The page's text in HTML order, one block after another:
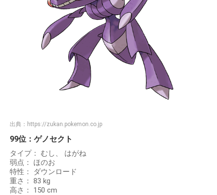
出典： https://zukan.pokemon.co.jp
99位：ゲノセクト
タイプ： むし、 はがね
弱点： ほのお
特性： ダウンロード
重さ： 83 kg
高さ： 150 cm